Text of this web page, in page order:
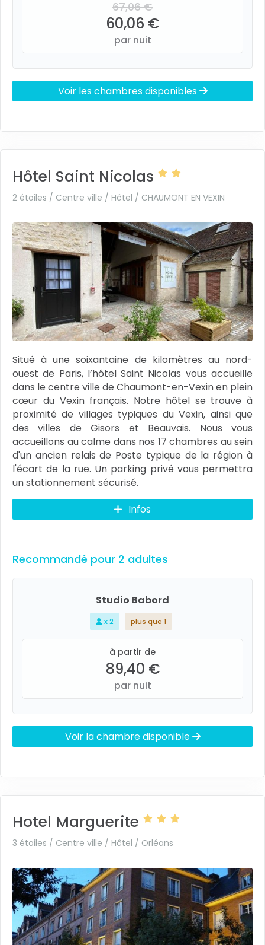
67,06 €
60,06 €
par nuit
Voir les chambres disponibles
Hôtel Saint Nicolas
2 étoiles / Centre ville / Hôtel / CHAUMONT EN VEXIN
Situé à une soixantaine de kilomètres au nord-
ouest de Paris, l’hôtel Saint Nicolas vous accueille
dans le centre ville de Chaumont-en-Vexin en plein
cœur du Vexin français. Notre hôtel se trouve à
proximité de villages typiques du Vexin, ainsi que
des villes de Gisors et Beauvais. Nous vous
accueillons au calme dans nos 17 chambres au sein
d'un ancien relais de Poste typique de la région à
l'écart de la rue. Un parking privé vous permettra
un stationnement sécurisé.
Infos
Recommandé pour 2 adultes
Studio Babord
x 2 plus que 1
à partir de
89,40 €
par nuit
Voir la chambre disponible
Hotel Marguerite
3 étoiles / Centre ville / Hôtel / Orléans